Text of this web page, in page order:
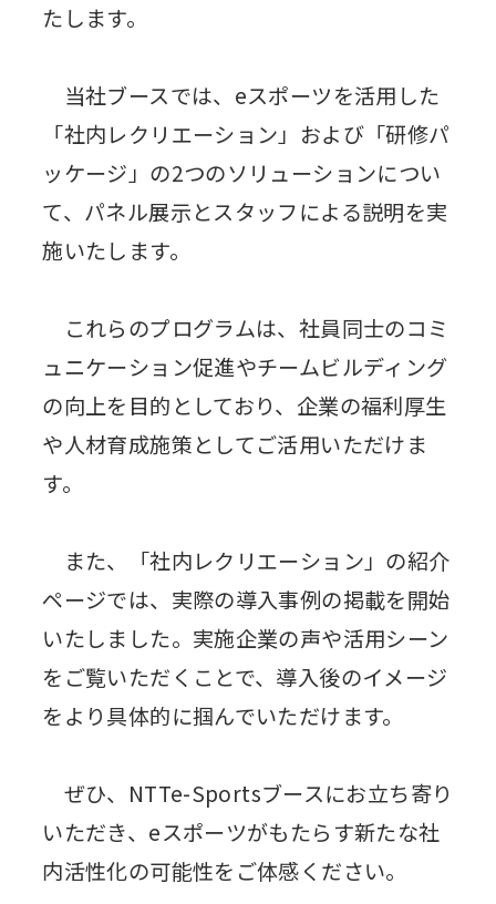
たします。
当社ブースでは、eスポーツを活用した
「社内レクリエーション」および「研修パ
ッケージ」の2つのソリューションについ
て、パネル展示とスタッフによる説明を実
施いたします。
これらのプログラムは、社員同士のコミ
ュニケーション促進やチームビルディング
の向上を目的としており、企業の福利厚生
や人材育成施策としてご活用いただけま
す。
また、「社内レクリエーション」の紹介
ページでは、実際の導入事例の掲載を開始
いたしました。実施企業の声や活用シーン
をご覧いただくことで、導入後のイメージ
をより具体的に掴んでいただけます。
ぜひ、NTTe-Sportsブースにお立ち寄り
いただき、eスポーツがもたらす新たな社
内活性化の可能性をご体感ください。